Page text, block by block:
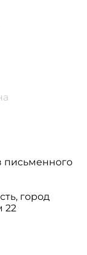
письменного
город
22